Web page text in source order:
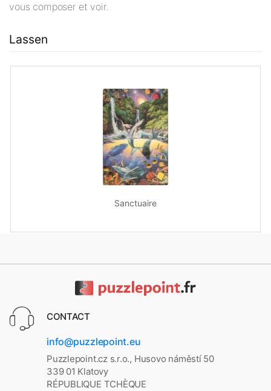
vous composer et voir.
Lassen
Sanctuaire
CONTACT
info@puzzlepoint.eu
Puzzlepoint.cz s.r.o., Husovo náměstí 50
339 01 Klatovy
RÉPUBLIQUE TCHÈQUE